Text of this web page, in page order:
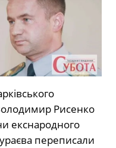
Рисенко
екснародного
переписали